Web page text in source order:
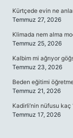
Kürtçede evin ne
Temmuz 27, 2026
Klimada nem alma
Temmuz 25, 2026
Kalbim mi ağrıyor
Temmuz 23, 2026
Beden eğitimi
Temmuz 21, 2026
Kadirli’nin nüfusu kaç
Temmuz 17, 2026